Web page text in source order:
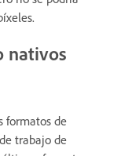
nativos
formatos de
trabajo de